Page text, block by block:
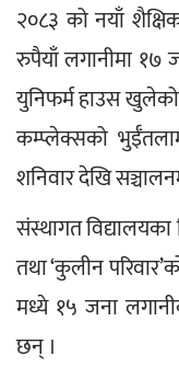
२०८३ को नयाँ
रुपैयाँ लगानीमा १७
युनिफर्म हाउस खुलेको
कम्प्लेक्सको
शनिवार देखि
संस्थागत विद्यालयका
तथा ‘कुलीन
मध्ये १५ जना
छन् ।